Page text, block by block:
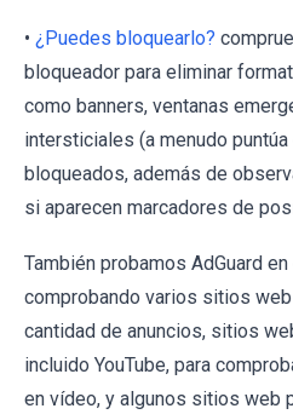
• ¿Puedes bloquearlo?
bloqueador para eliminar
como banners, ventanas
intersticiales (a menudo
bloqueados, además de
si aparecen marcadores de
También probamos AdGuard
comprobando varios sitios
cantidad de anuncios, sitios
incluido YouTube, para
en vídeo, y algunos sitios web